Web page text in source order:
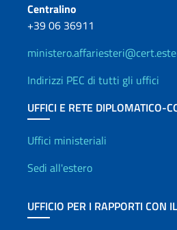
Centralino
+39 06 36911
Indirizzi PEC di tutti gli uffici
UFFICI E RETE DIPLOMATICO-
Uffici e Rete
Uffici ministeriali
Sedi all'estero
UFFICIO PER I RAPPORTI CON